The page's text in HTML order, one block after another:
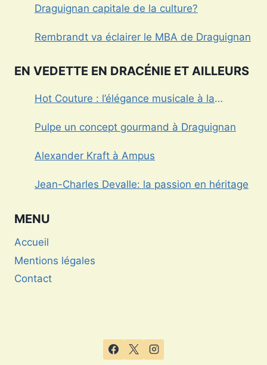
Draguignan capitale de la culture?
Rembrandt va éclairer le MBA de Draguignan
EN VEDETTE EN DRACÉNIE ET AILLEURS
Hot Couture : l’élégance musicale à la
Pulpe un concept gourmand à Draguignan
Alexander Kraft à Ampus
Jean-Charles Devalle: la passion en héritage
MENU
Accueil
Mentions légales
Contact